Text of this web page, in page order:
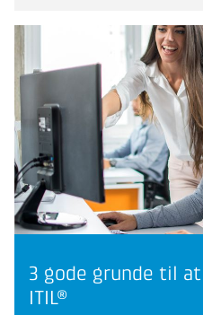
3 gode grunde til
ITIL®